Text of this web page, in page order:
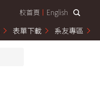
校首頁 English
表單下載 系友專區